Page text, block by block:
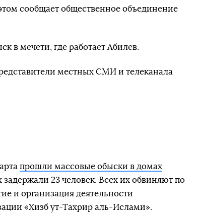
сообщает общественное объединение
в мечети, где работает Абилев.
местных СМИ и телеканала
прошли массовые обыски в домах
задержали 23 человек. Всех их обвиняют по
и организация деятельности
«Хизб ут-Тахрир аль-Ислами».